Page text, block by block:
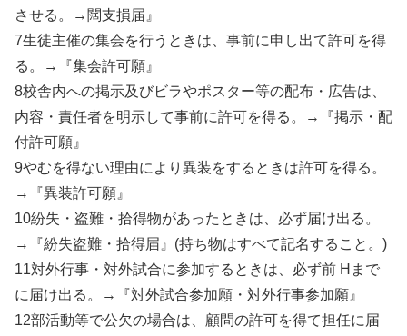
させる。→闊支損届』
7生徒主催の集会を行うときは、事前に申し出て許可を得
る。→『集会許可願』
8校舎内への掲示及びビラやポスター等の配布・広告は、
内容・責任者を明示して事前に許可を得る。→『掲示・配
付許可願』
9やむを得ない理由により異装をするときは許可を得る。
→『異装許可願』
10紛失・盗難・拾得物があったときは、必ず届け出る。
→『紛失盗難・拾得届』(持ち物はすべて記名すること。)
11対外行事・対外試合に参加するときは、必ず前 Hまで
に届け出る。→『対外試合参加願・対外行事参加願』
12部活動等で公欠の場合は、顧問の許可を得て担任に届